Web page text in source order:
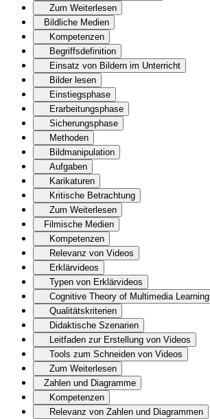
Zum Weiterlesen
Bildliche Medien
Kompetenzen
Begriffsdefinition
Einsatz von Bildern im Unterricht
Bilder lesen
Einstiegsphase
Erarbeitungsphase
Sicherungsphase
Methoden
Bildmanipulation
Aufgaben
Karikaturen
Kritische Betrachtung
Zum Weiterlesen
Filmische Medien
Kompetenzen
Relevanz von Videos
Erklärvideos
Typen von Erklärvideos
Cognitive Theory of Multimedia Learning
Qualitätskriterien
Didaktische Szenarien
Leitfaden zur Erstellung von Videos
Tools zum Schneiden von Videos
Zum Weiterlesen
Zahlen und Diagramme
Kompetenzen
Relevanz von Zahlen und Diagrammen